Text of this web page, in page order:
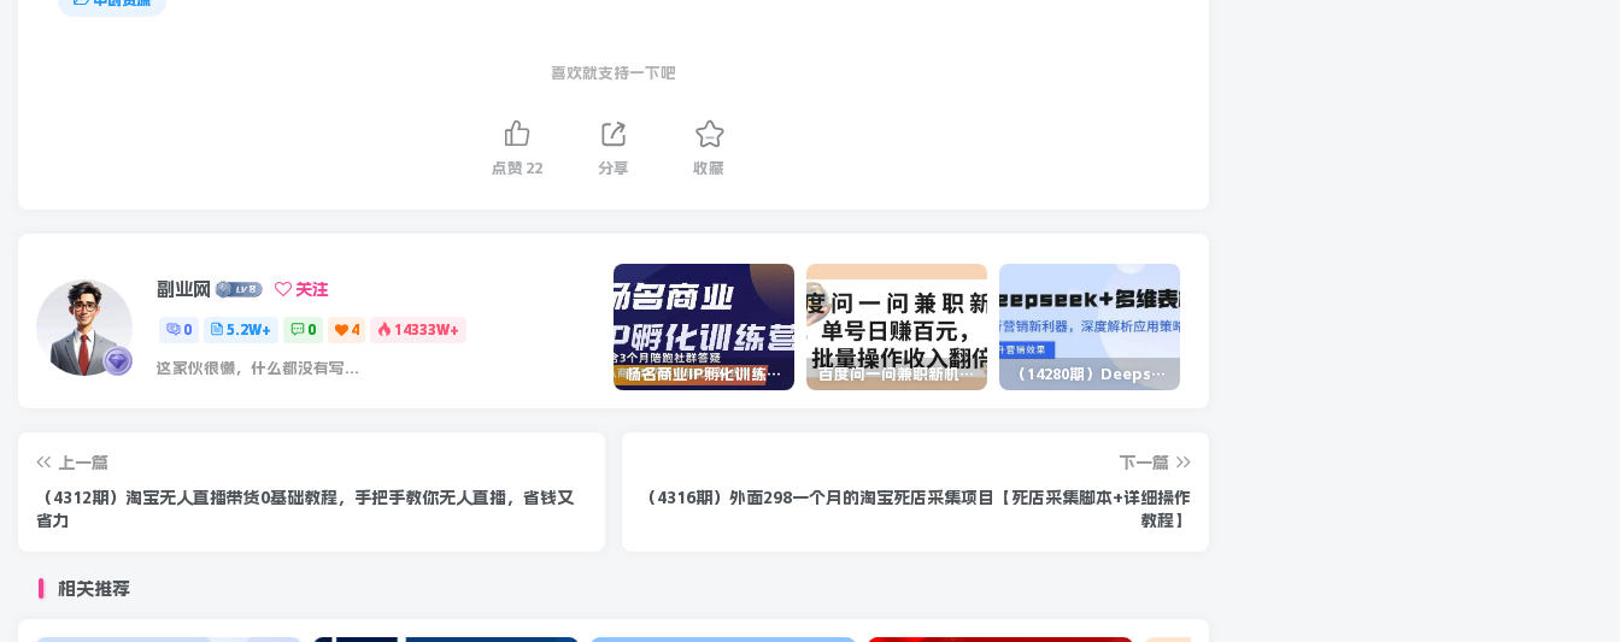
喜欢就支持一下吧
点赞 22 分享 收藏
副业网 关注
0 5.2W+ 0 4 14333W+
这家伙很懒，什么都没有写... 杨名商业IP孵化训练营，从商业到内容到转化一站式学 价值5980元 百度问一问兼职新机遇，单号日赚百元，批量操作收入翻倍 （14280期）Deepseek+多维表格，银行营销新利器，深度解析应用策略，提升营销效果
上一篇
（4312期）淘宝无人直播带货0基础教程，手把手教你无人直播，省钱又
省力
下一篇
（4316期）外面298一个月的淘宝死店采集项目【死店采集脚本+详细操作
教程】
相关推荐